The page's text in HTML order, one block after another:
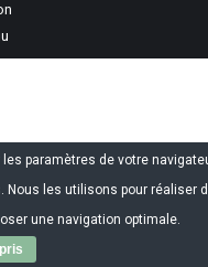
paramètres de votre
les utilisons pour réaliser
une navigation optimale.